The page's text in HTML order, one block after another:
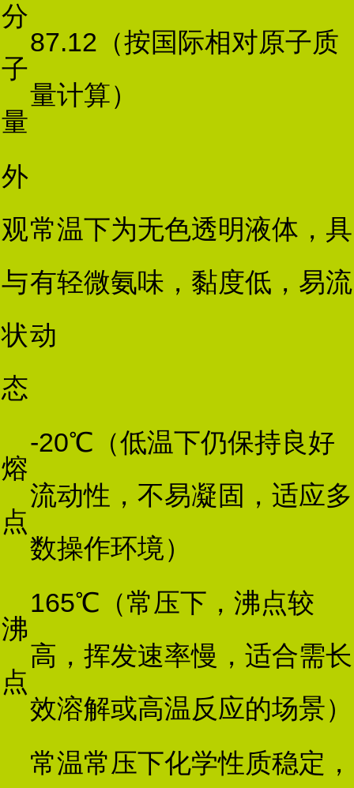
分
子
量
87.12（按国际相对原子质
量计算）
外
观
与
状
态
常温下为无色透明液体，具
有轻微氨味，黏度低，易流
动
熔
点
-20℃（低温下仍保持良好
流动性，不易凝固，适应多
数操作环境）
沸
点
165℃（常压下，沸点较
高，挥发速率慢，适合需长
效溶解或高温反应的场景）
常温常压下化学性质稳定，